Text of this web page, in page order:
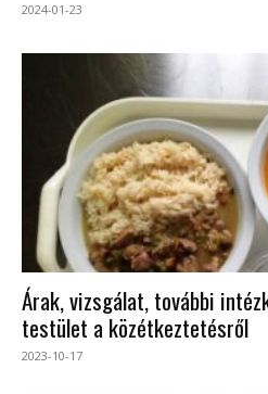
2024-01-23
Árak, vizsgálat, további
testület a közétkeztetésről
2023-10-17